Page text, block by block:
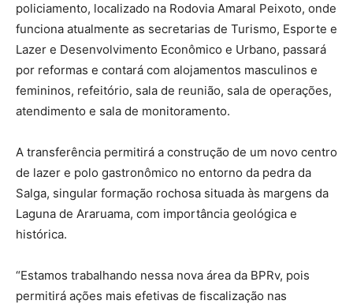
policiamento, localizado na Rodovia Amaral Peixoto, onde
funciona atualmente as secretarias de Turismo, Esporte e
Lazer e Desenvolvimento Econômico e Urbano, passará
por reformas e contará com alojamentos masculinos e
femininos, refeitório, sala de reunião, sala de operações,
atendimento e sala de monitoramento.
A transferência permitirá a construção de um novo centro
de lazer e polo gastronômico no entorno da pedra da
Salga, singular formação rochosa situada às margens da
Laguna de Araruama, com importância geológica e
histórica.
“Estamos trabalhando nessa nova área da BPRv, pois
permitirá ações mais efetivas de fiscalização nas